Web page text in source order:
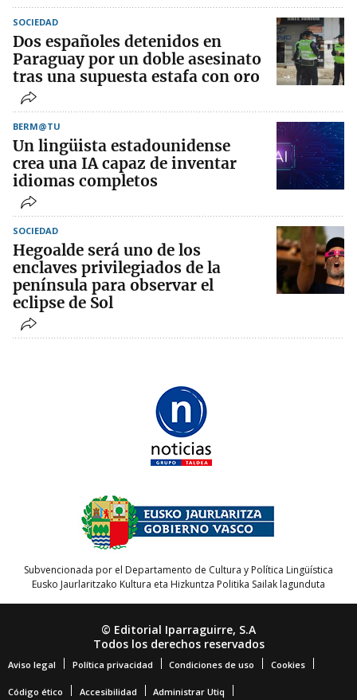
SOCIEDAD
Dos españoles detenidos en
Paraguay por un doble asesinato
tras una supuesta estafa con oro
BERM@TU
Un lingüista estadounidense
crea una IA capaz de inventar
idiomas completos
SOCIEDAD
Hegoalde será uno de los
enclaves privilegiados de la
península para observar el
eclipse de Sol
Subvencionada por el Departamento de Cultura y Política Lingüística
Eusko Jaurlaritzako Kultura eta Hizkuntza Politika Sailak lagunduta
© Editorial Iparraguirre, S.A
Todos los derechos reservados
Aviso legal Política privacidad Condiciones de uso Cookies
Código ético Accesibilidad Administrar Utiq